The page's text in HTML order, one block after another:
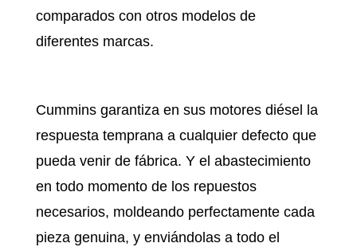
comparados con otros modelos de
diferentes marcas.
Cummins garantiza en sus motores diésel la
respuesta temprana a cualquier defecto que
pueda venir de fábrica. Y el abastecimiento
en todo momento de los repuestos
necesarios, moldeando perfectamente cada
pieza genuina, y enviándolas a todo el